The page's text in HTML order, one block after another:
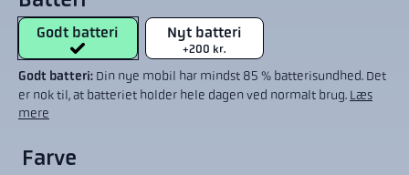
Godt batteri Nyt batteri
+200 kr.
Godt batteri: Din nye mobil har mindst 85 % batterisundhed. Det
er nok til, at batteriet holder hele dagen ved normalt brug. Læs
mere
Farve